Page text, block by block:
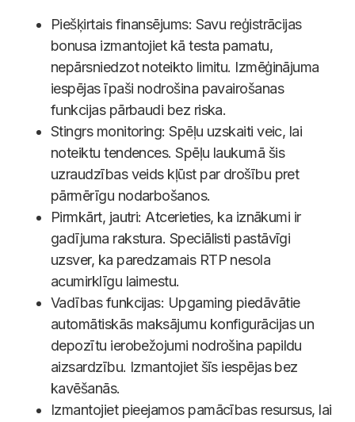
Piešķirtais finansējums: Savu reģistrācijas
bonusa izmantojiet kā testa pamatu,
nepārsniedzot noteikto limitu. Izmēģinājuma
iespējas īpaši nodrošina pavairošanas
funkcijas pārbaudi bez riska.
Stingrs monitoring: Spēļu uzskaiti veic, lai
noteiktu tendences. Spēļu laukumā šis
uzraudzības veids kļūst par drošību pret
pārmērīgu nodarbošanos.
Pirmkārt, jautri: Atcerieties, ka iznākumi ir
gadījuma rakstura. Speciālisti pastāvīgi
uzsver, ka paredzamais RTP nesola
acumirklīgu laimestu.
Vadības funkcijas: Upgaming piedāvātie
automātiskās maksājumu konfigurācijas un
depozītu ierobežojumi nodrošina papildu
aizsardzību. Izmantojiet šīs iespējas bez
kavēšanās.
Izmantojiet pieejamos pamācības resursus, lai